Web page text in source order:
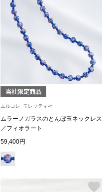
シューズ
スリップオン
パンプス
ブーツ
当社限定商品
エルコレ･モレッティ社
ムラーノガラスのとんぼ玉ネックレス
／フィオラート
59,400円